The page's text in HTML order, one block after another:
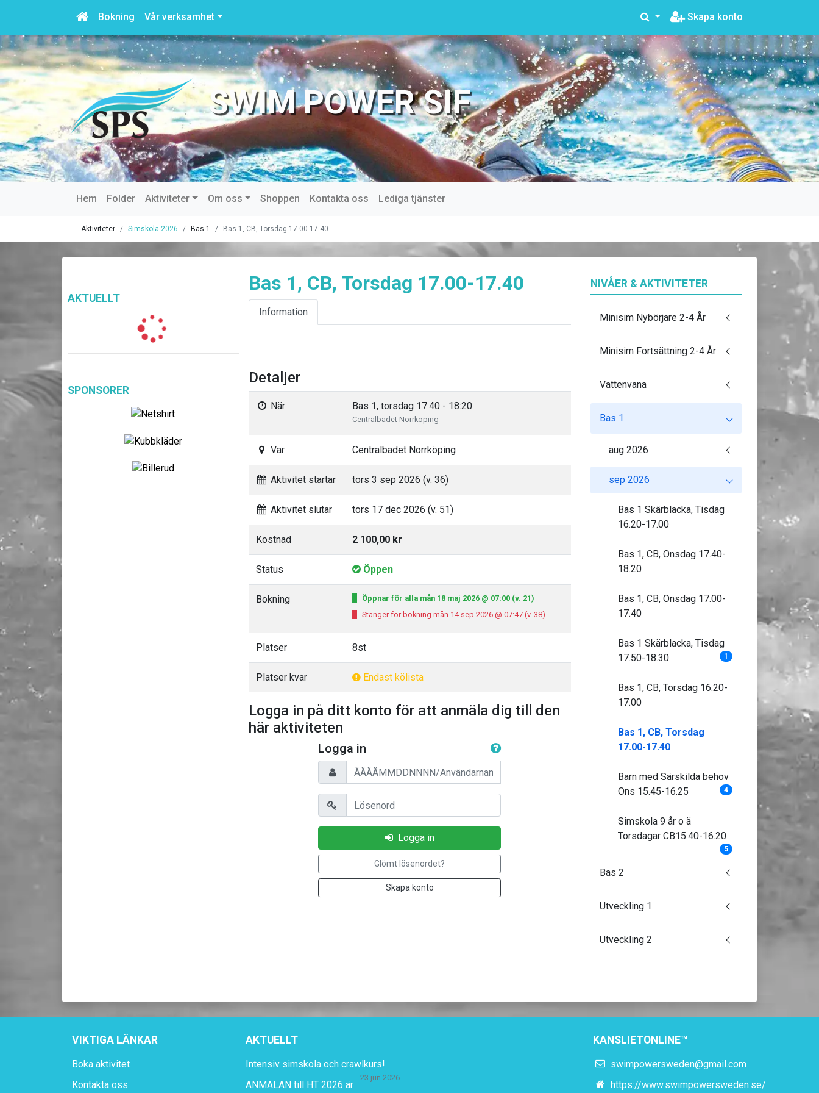
Bokning Vår verksamhet Skapa konto
SWIM POWER SIF
Hem Folder Aktiviteter Om oss Shoppen Kontakta oss Lediga tjänster
Aktiviteter Simskola 2026 Bas 1 Bas 1, CB, Torsdag 17.00-17.40
AKTUELLT
SPONSORER
Bas 1, CB, Torsdag 17.00-17.40
Information
Detaljer
När Bas 1, torsdag 17:40 - 18:20
Centralbadet Norrköping
Var Centralbadet Norrköping
Aktivitet startar tors 3 sep 2026 (v. 36)
Aktivitet slutar tors 17 dec 2026 (v. 51)
Kostnad 2 100,00 kr
Status Öppen
Bokning
Öppnar för alla mån 18 maj 2026 @ 07:00 (v. 21)
Stänger för bokning mån 14 sep 2026 @ 07:47 (v. 38)
Platser 8st
Platser kvar Endast kölista
Logga in på ditt konto för att anmäla dig till den
här aktiviteten
Logga in
Personnummer/Användarnamn
Lösenord
Logga in
Glömt lösenordet?
Skapa konto
NIVÅER & AKTIVITETER
Minisim Nybörjare 2-4 År
Minisim Fortsättning 2-4 År
Vattenvana
Bas 1
aug 2026
sep 2026
Bas 1 Skärblacka, Tisdag
16.20-17.00
Bas 1, CB, Onsdag 17.40-
18.20
Bas 1, CB, Onsdag 17.00-
17.40
Bas 1 Skärblacka, Tisdag
17.50-18.30
1
Bas 1, CB, Torsdag 16.20-
17.00
Bas 1, CB, Torsdag
17.00-17.40
Barn med Särskilda behov
Ons 15.45-16.25
4
Simskola 9 år o ä
Torsdagar CB15.40-16.20
5
Bas 2
Utveckling 1
Utveckling 2
VIKTIGA LÄNKAR
Boka aktivitet
Kontakta oss
AKTUELLT
Intensiv simskola och crawlkurs!
23 jun 2026
ANMÄLAN till HT 2026 är
KANSLIETONLINE™
swimpowersweden@gmail.com
https://www.swimpowersweden.se/